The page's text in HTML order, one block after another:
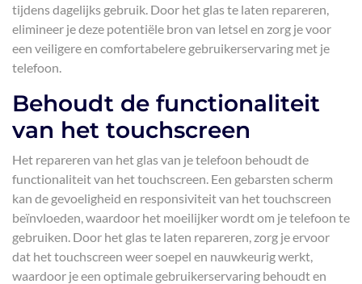
tijdens dagelijks gebruik. Door het glas te laten repareren,
elimineer je deze potentiële bron van letsel en zorg je voor
een veiligere en comfortabelere gebruikerservaring met je
telefoon.
Behoudt de functionaliteit
van het touchscreen
Het repareren van het glas van je telefoon behoudt de
functionaliteit van het touchscreen. Een gebarsten scherm
kan de gevoeligheid en responsiviteit van het touchscreen
beïnvloeden, waardoor het moeilijker wordt om je telefoon te
gebruiken. Door het glas te laten repareren, zorg je ervoor
dat het touchscreen weer soepel en nauwkeurig werkt,
waardoor je een optimale gebruikerservaring behoudt en